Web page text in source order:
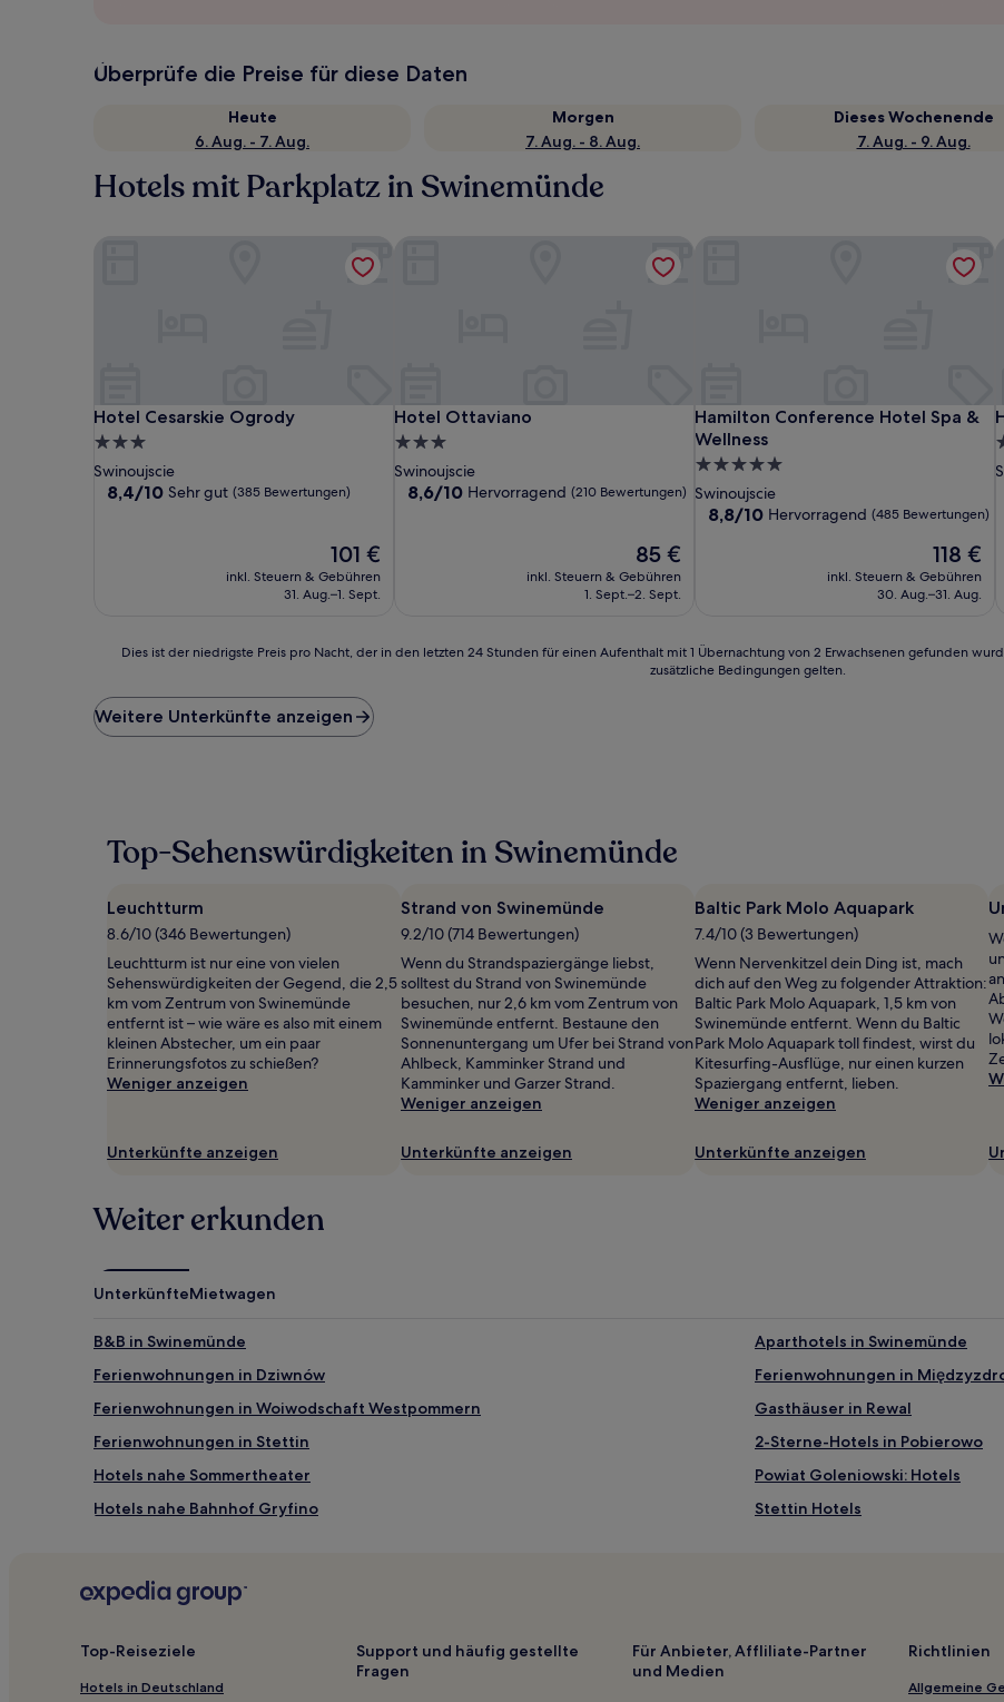
Überprüfe die Preise für diese Daten
Heute
6. Aug. - 7. Aug.
Morgen
7. Aug. - 8. Aug.
Dieses Wochenende
7. Aug. - 9. Aug.
Hotels mit Parkplatz in Swinemünde
Hotel Cesarskie Ogrody
Hotel Cesarskie Ogrody
3.0-
Sterne-
Unterkunft
Swinoujscie
8.4
8,4/10 Sehr gut (385 Bewertungen)
Der
Preis
beträgt
101 €
inkl. Steuern & Gebühren
31. Aug.–1. Sept.
Hotel Ottaviano
Hotel Ottaviano
3.0-
Sterne-
Unterkunft
Swinoujscie
8.6
8,6/10 Hervorragend (210 Bewertungen)
Der
Preis
beträgt
85 €
inkl. Steuern & Gebühren
1. Sept.–2. Sept.
Hamilton Conference Hotel Spa &
Wellness
Hamilton Conference Hotel Spa &
5.0-
Sterne-
Unterkunft
Swinoujscie
8.8
8,8/10 Hervorragend (485 Bewertungen)
Der
Preis
beträgt
118 €
inkl. Steuern & Gebühren
30. Aug.–31. Aug.
Hamilton Conference Hotel Spa &
der
niedrigste
Preis
letzten
24 Stunden
einen
Aufenthalt
mit
1 Übernachtung
von
2 Erwachsenen
gefunden
wurde.
Preise
und
sich
können
zusätzliche
gelten.
Dies ist der niedrigste Preis pro Nacht, der in den letzten 24 Stunden für einen Aufenthalt mit 1 Übernachtung von 2 Erwachsenen gefunden
zusätzliche Bedingungen gelten.
Weitere Unterkünfte anzeigen
Top-Sehenswürdigkeiten in Swinemünde
Leuchtturm
8.6/10 (346 Bewertungen)
Leuchtturm ist nur eine von vielen
Sehenswürdigkeiten der Gegend, die 2,5
km vom Zentrum von Swinemünde
entfernt ist – wie wäre es also mit einem
kleinen Abstecher, um ein paar
Erinnerungsfotos zu schießen?
Weniger anzeigen
Unterkünfte anzeigen
Strand von Swinemünde
9.2/10 (714 Bewertungen)
Wenn du Strandspaziergänge liebst,
solltest du Strand von Swinemünde
besuchen, nur 2,6 km vom Zentrum von
Swinemünde entfernt. Bestaune den
Sonnenuntergang um Ufer bei Strand von
Ahlbeck, Kamminker Strand und
Kamminker und Garzer Strand.
Weniger anzeigen
Unterkünfte anzeigen
Baltic Park Molo Aquapark
7.4/10 (3 Bewertungen)
Wenn Nervenkitzel dein Ding ist, mach
dich auf den Weg zu folgender Attraktion:
Baltic Park Molo Aquapark, 1,5 km von
Swinemünde entfernt. Wenn du Baltic
Park Molo Aquapark toll findest, wirst du
Kitesurfing-Ausflüge, nur einen kurzen
Spaziergang entfernt, lieben.
Weniger anzeigen
Unterkünfte anzeigen
Weiter erkunden
UnterkünfteMietwagen
B&B in Swinemünde
Aparthotels in Swinemünde
Ferienwohnungen in Dziwnów
Ferienwohnungen in
Ferienwohnungen in Woiwodschaft Westpommern
Gasthäuser in Rewal
Ferienwohnungen in Stettin
2-Sterne-Hotels in Pobierowo
Hotels nahe Sommertheater
Powiat Goleniowski: Hotels
Hotels nahe Bahnhof Gryfino
Stettin Hotels
Powiat Gryfiński: Hotels
Międzyzdroje Hotels
Bezrzecze Hotels
Top-Reiseziele
Hotels in Deutschland
Support und häufig gestellte
Fragen
Für Anbieter, Affliliate-Partner
und Medien
Richtlinien
Allgemeine